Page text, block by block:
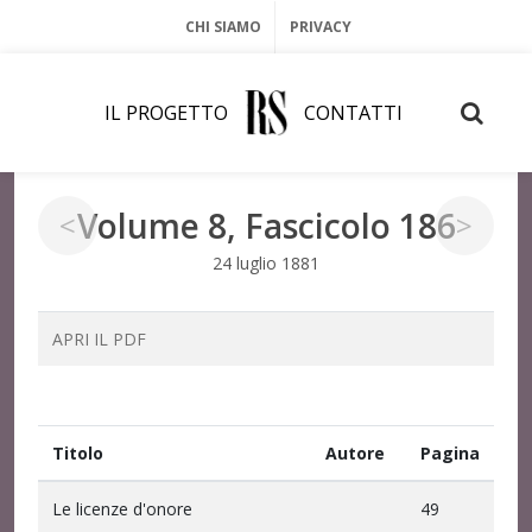
CHI SIAMO PRIVACY
IL PROGETTO CONTATTI
Volume 8, Fascicolo 186
24 luglio 1881
APRI IL PDF
Titolo Autore Pagina
Le licenze d'onore 49
< >